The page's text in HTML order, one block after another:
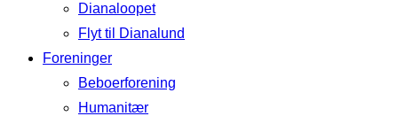
Dianaloopet
Flyt til Dianalund
Foreninger
Beboerforening
Humanitær